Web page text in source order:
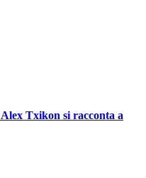
Txikon si racconta a